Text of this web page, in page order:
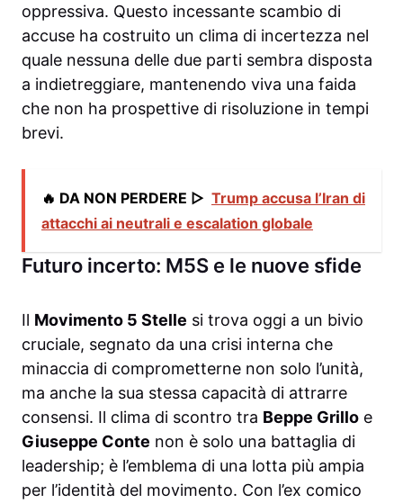
oppressiva. Questo incessante scambio di
accuse ha costruito un clima di incertezza nel
quale nessuna delle due parti sembra disposta
a indietreggiare, mantenendo viva una faida
che non ha prospettive di risoluzione in tempi
brevi.
🔥 DA NON PERDERE ▷ Trump accusa l’Iran di
attacchi ai neutrali e escalation globale
Futuro incerto: M5S e le nuove sfide
Il Movimento 5 Stelle si trova oggi a un bivio
cruciale, segnato da una crisi interna che
minaccia di comprometterne non solo l’unità,
ma anche la sua stessa capacità di attrarre
consensi. Il clima di scontro tra Beppe Grillo e
Giuseppe Conte non è solo una battaglia di
leadership; è l’emblema di una lotta più ampia
per l’identità del movimento. Con l’ex comico